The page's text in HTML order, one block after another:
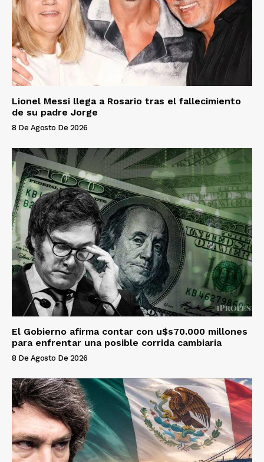
Lionel Messi llega a Rosario tras el fallecimiento
de su padre Jorge
8 De Agosto De 2026
El Gobierno afirma contar con u$s70.000 millones
para enfrentar una posible corrida cambiaria
8 De Agosto De 2026